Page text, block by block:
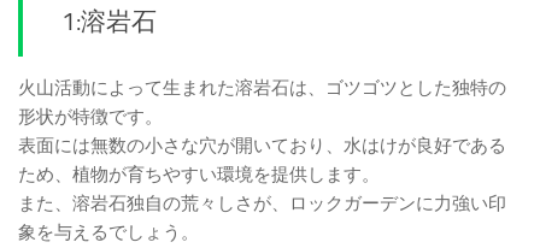
1:溶岩石
火山活動によって生まれた溶岩石は、ゴツゴツとした独特の
形状が特徴です。
表面には無数の小さな穴が開いており、水はけが良好である
ため、植物が育ちやすい環境を提供します。
また、溶岩石独自の荒々しさが、ロックガーデンに力強い印
象を与えるでしょう。